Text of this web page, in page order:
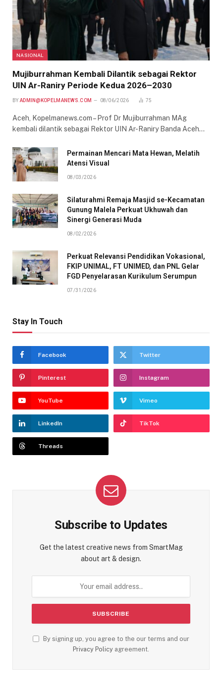
NASIONAL
Mujiburrahman Kembali Dilantik sebagai Rektor
UIN Ar-Raniry Periode Kedua 2026–2030
BY ADMIN@KOPELMANEWS.COM 08/06/2026 75
Aceh, Kopelmanews.com – Prof Dr Mujiburrahman MAg
kembali dilantik sebagai Rektor UIN Ar-Raniry Banda Aceh…
Permainan Mencari Mata Hewan, Melatih
Atensi Visual
08/03/2026
Silaturahmi Remaja Masjid se-Kecamatan
Gunung Malela Perkuat Ukhuwah dan
Sinergi Generasi Muda
08/02/2026
Perkuat Relevansi Pendidikan Vokasional,
FKIP UNIMAL, FT UNIMED, dan PNL Gelar
FGD Penyelarasan Kurikulum Serumpun
07/31/2026
Stay In Touch
Facebook Twitter
Pinterest Instagram
YouTube Vimeo
LinkedIn TikTok
Threads
Subscribe to Updates
Get the latest creative news from SmartMag
about art & design.
By signing up, you agree to the our terms and our
Privacy Policy agreement.